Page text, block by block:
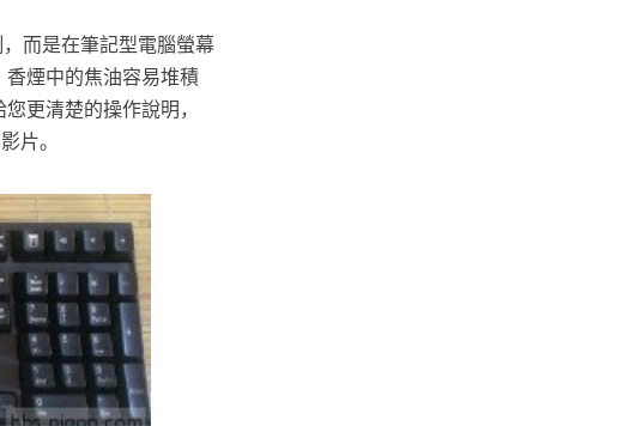
而是在筆記型電腦螢幕
煙中的焦油容易堆積
更清楚的操作說明，
片。